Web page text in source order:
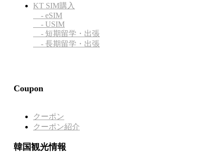
KT SIM購入
- eSIM
- USIM
- 短期留学・出張
- 長期留学・出張
Coupon
クーポン
クーポン紹介
韓国観光情報